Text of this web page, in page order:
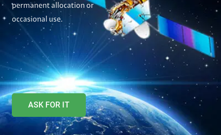
permanent allocation or
occasional use.
ASK FOR IT